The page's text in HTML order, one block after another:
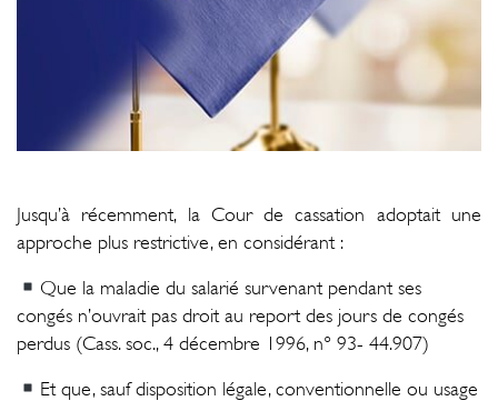
Jusqu’à récemment, la Cour de cassation adoptait une
approche plus restrictive, en considérant :
Que la maladie du salarié survenant pendant ses
congés n’ouvrait pas droit au report des jours de congés
perdus (Cass. soc., 4 décembre 1996, n° 93- 44.907)
Et que, sauf disposition légale, conventionnelle ou usage